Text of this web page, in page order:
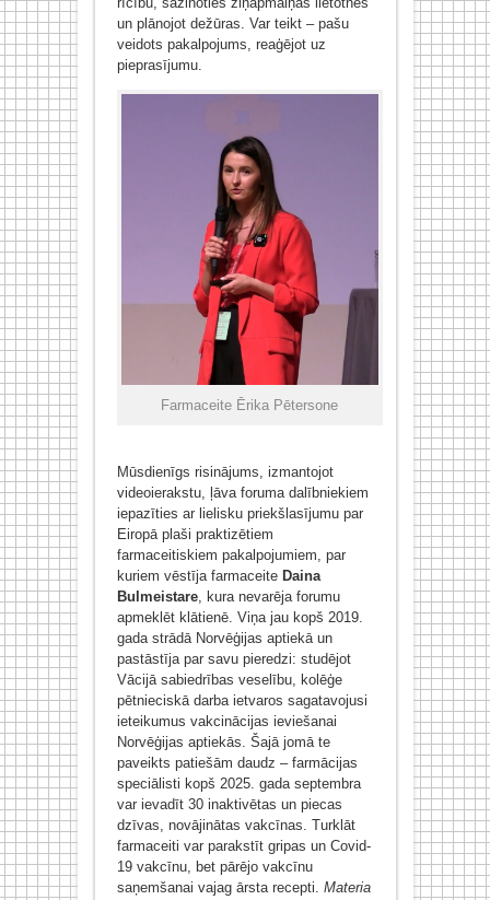
un plānojot dežūras. Var teikt – pašu
veidots pakalpojums, reaģējot uz
pieprasījumu.
Farmaceite Ērika Pētersone
Mūsdienīgs risinājums, izmantojot
videoierakstu, ļāva foruma dalībniekiem
iepazīties ar lielisku priekšlasījumu par
Eiropā plaši praktizētiem
farmaceitiskiem pakalpojumiem, par
kuriem vēstīja farmaceite Daina
Bulmeistare, kura nevarēja forumu
apmeklēt klātienē. Viņa jau kopš 2019.
gada strādā Norvēģijas aptiekā un
pastāstīja par savu pieredzi: studējot
Vācijā sabiedrības veselību, kolēģe
pētnieciskā darba ietvaros sagatavojusi
ieteikumus vakcinācijas ieviešanai
Norvēģijas aptiekās. Šajā jomā te
paveikts patiešām daudz – farmācijas
speciālisti kopš 2025. gada septembra
var ievadīt 30 inaktivētas un piecas
dzīvas, novājinātas vakcīnas. Turklāt
farmaceiti var parakstīt gripas un Covid-
19 vakcīnu, bet pārējo vakcīnu
saņemšanai vajag ārsta recepti. Materia